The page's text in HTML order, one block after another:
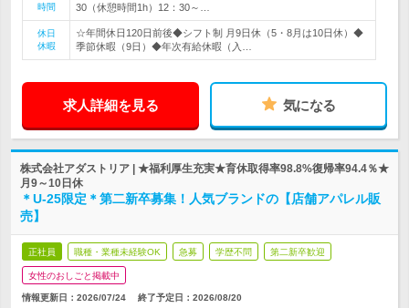
時間
30（休憩時間1h）12：30～…
休日
休暇
☆年間休日120日前後◆シフト制 月9日休（5・8月は10日休）◆
季節休暇（9日）◆年次有給休暇（入…
求人詳細を見る 気になる
株式会社アダストリア | ★福利厚生充実★育休取得率98.8%復帰率94.4％★
月9～10日休
＊U-25限定＊第二新卒募集！人気ブランドの【店舗アパレル販
売】
正社員 職種・業種未経験OK 急募 学歴不問 第二新卒歓迎
女性のおしごと掲載中
情報更新日：2026/07/24 終了予定日： 2026/08/20